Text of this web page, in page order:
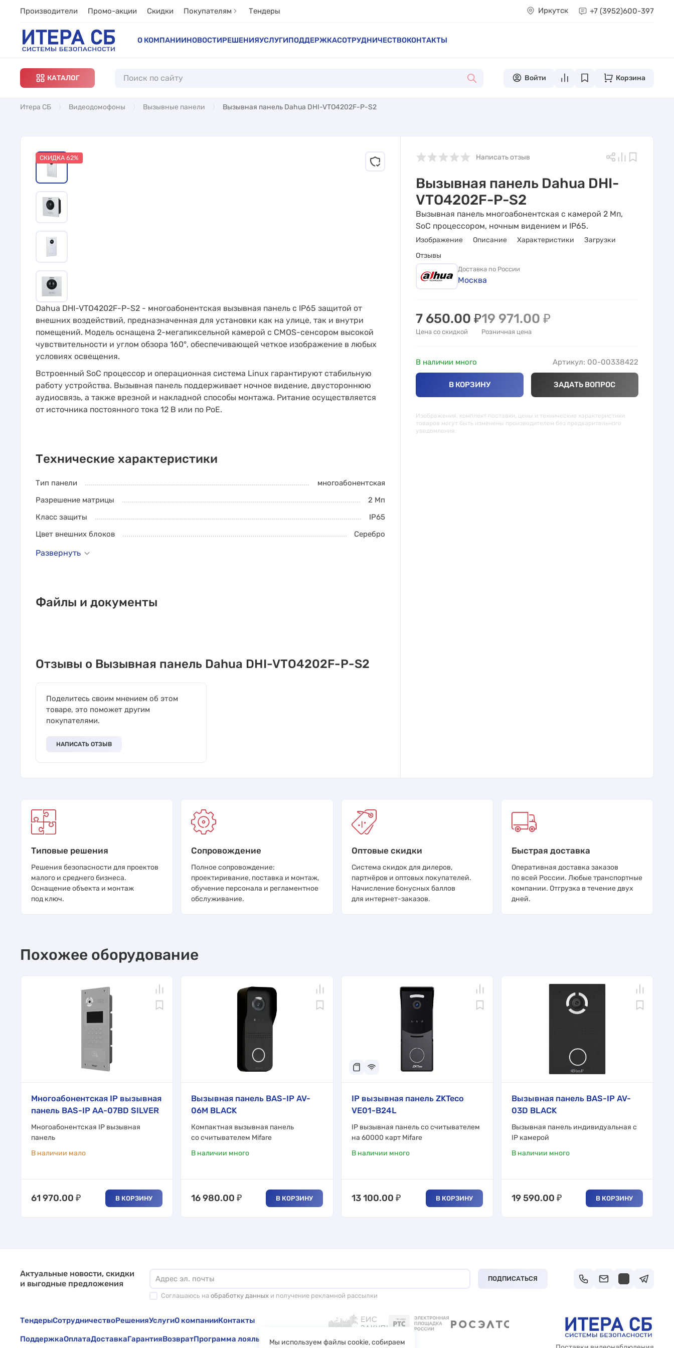
Производители Промо-акции Скидки Покупателям Тендеры Иркутск +7 (3952)600-397
О КОМПАНИИНОВОСТИРЕШЕНИЯУСЛУГИПОДДЕРЖКАСОТРУДНИЧЕСТВОКОНТАКТЫ
КАТАЛОГ Войти Корзина
Итера СБ Видеодомофоны Вызывные панели Вызывная панель Dahua DHI-VTO4202F-P-S2
Написать отзыв
Вызывная панель Dahua DHI-
VTO4202F-P-S2
Вызывная панель многоабонентская с камерой 2 Мп,
SoC процессором, ночным видением и IP65.
Изображение Описание Характеристики
Загрузки
Отзывы
Доставка по России
Москва
7 650.00 ₽
Цена со скидкой
19 971.00 ₽
Розничная цена
В наличии много Артикул: 00-00338422
В КОРЗИНУ ЗАДАТЬ ВОПРОС
Изображения, комплект поставки, цены и технические характеристики
товаров могут быть изменены производителем без предварительного
уведомления.
СКИДКА 62%
Dahua DHI-VTO4202F-P-S2 - многоабонентская вызывная панель с IP65 защитой от
внешних воздействий, предназначенная для установки как на улице, так и внутри
помещений. Модель оснащена 2-мегапиксельной камерой с CMOS-сенсором высокой
чувствительности и углом обзора 160°, обеспечивающей четкое изображение в любых
условиях освещения.
Встроенный SoC процессор и операционная система Linux гарантируют стабильную
работу устройства. Вызывная панель поддерживает ночное видение, двустороннюю
аудиосвязь, а также врезной и накладной способы монтажа. Pитание осуществляется
от источника постоянного тока 12 В или по PoE.
Технические характеристики
Тип панели
многоабонентская
Разрешение матрицы
2 Мп
Класс защиты
IP65
Цвет внешних блоков
Серебро
Развернуть
Файлы и документы
Отзывы о Вызывная панель Dahua DHI-VTO4202F-P-S2
Поделитесь своим мнением об этом
товаре, это поможет другим
покупателями.
НАПИСАТЬ ОТЗЫВ
Типовые решения
Решения безопасности для проектов
малого и среднего бизнеса.
Оснащение объекта и монтаж
под ключ.
Сопровождение
Полное сопровождение:
проектиривание, поставка и монтаж,
обучение персонала и регламентное
обслуживание.
Оптовые скидки
Система скидок для дилеров,
партнёров и оптовых покупателей.
Начисление бонусных баллов
для интернет-заказов.
Быстрая доставка
Оперативная доставка заказов
по всей России. Любые транспортные
компании. Отгрузка в течение двух
дней.
Похожее оборудование
Многоабонентская IP вызывная
панель BAS-IP AA-07BD SILVER
Многоабонентская IP вызывная
панель
В наличии мало
61 970.00 ₽ В КОРЗИНУ
Вызывная панель BAS-IP AV-
06M BLACK
Компактная вызывная панель
со считывателем Mifare
В наличии много
16 980.00 ₽ В КОРЗИНУ
IP вызывная панель ZKTeco
VE01-B24L
IP вызывная панель со считывателем
на 60000 карт Mifare
В наличии много
13 100.00 ₽ В КОРЗИНУ
Вызывная панель BAS-IP AV-
03D BLACK
Вызывная панель индивидуальная с
IP камерой
В наличии много
19 590.00 ₽ В КОРЗИНУ
Актуальные новости, скидки
и выгодные предложения
ПОДПИСАТЬСЯ
Соглашаюсь на обработку данных и получение рекламной рассылки
ТендерыСотрудничествоРешенияУслугиО компанииКонтакты
ПоддержкаОплатаДоставкаГарантияВозвратПрограмма лояльностиМы используем файлы cookie, собираем